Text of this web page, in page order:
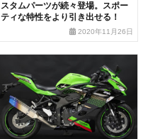
スタムパーツが続々登場。スポー
ティな特性をより引き出せる！
2020年11月26日